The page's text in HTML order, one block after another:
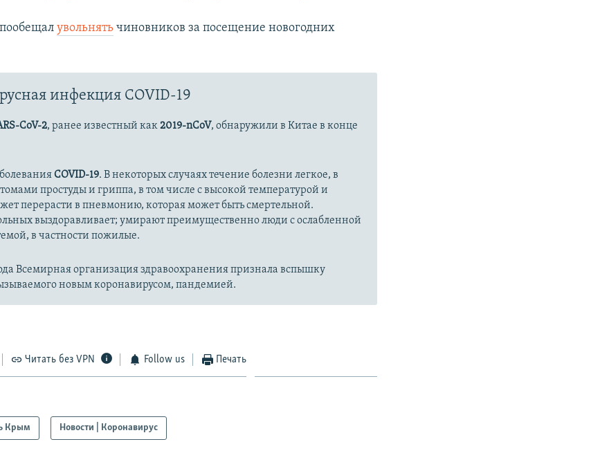
увольнять чиновников за посещение новогодних
инфекция COVID-19
CoV-2, ранее известный как2019-nCoV, обнаружили в Китае в конце
COVID-19. В некоторых случаях течение болезни легкое, в
простуды и гриппа, в том числе с высокой температурой и
перерасти в пневмонию, которая может быть смертельной.
выздоравливает; умирают преимущественно люди с ослабленной
в частности пожилые.
Всемирная организация здравоохранения признала вспышку
новым коронавирусом, пандемией.
Читать без VPN Follow us Печать
Крым Новости | Коронавирус